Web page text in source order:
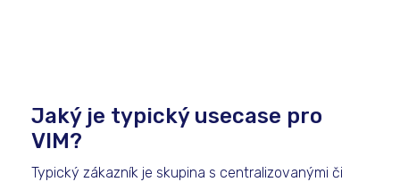
Jaký je typický usecase pro
VIM?
Typický zákazník je skupina s centralizovanými či